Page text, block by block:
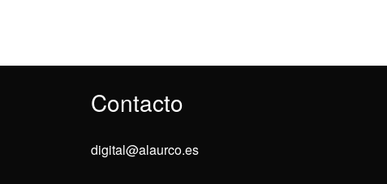
Contacto
digital@alaurco.es